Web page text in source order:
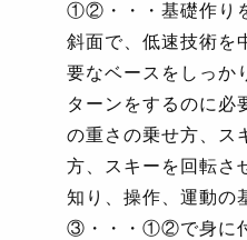
①②・・・基礎作り
斜面で、低速技術を
要なベースをしっか
ターンをするのに必
の重さの乗せ方、ス
方、スキーを回転さ
知り、操作、運動の
③・・・①②で身に